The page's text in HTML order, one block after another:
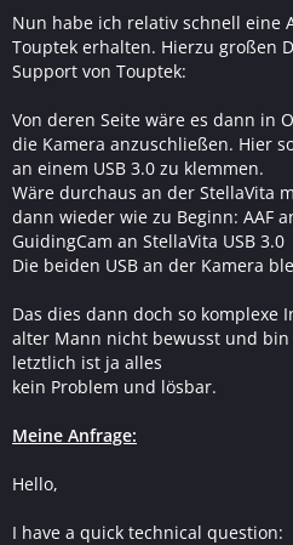
Nun habe ich relativ schnell eine
Touptek erhalten. Hierzu großen
Support von Touptek:
Von deren Seite wäre es dann in
die Kamera anzuschließen. Hier
an einem USB 3.0 zu klemmen.
Wäre durchaus an der StellaVita
dann wieder wie zu Beginn: AAF
GuidingCam an StellaVita USB 3.0
Die beiden USB an der Kamera
Das dies dann doch so komplexe
alter Mann nicht bewusst und
letztlich ist ja alles
kein Problem und lösbar.
Meine Anfrage:
Hello,
I have a quick technical question: